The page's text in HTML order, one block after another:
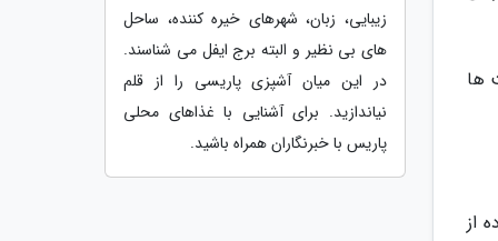
ها
از
زیبایی، زبان، شهرهای خیره کننده، ساحل
های بی نظیر و البته برج ایفل می شناسند.
در این میان آشپزی پاریسی را از قلم
نیاندازید. برای آشنایی با غذاهای محلی
پاریس با خبرنگاران همراه باشید.